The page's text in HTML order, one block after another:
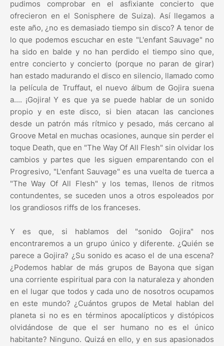
pudimos comprobar en el asfixiante concierto que
ofrecieron en el Sonisphere de Suiza). Así llegamos a
este año, ¿no es demasiado tiempo sin disco? A tenor de
lo que podemos escuchar en este "L'enfant Sauvage" no
ha sido en balde y no han perdido el tiempo sino que,
entre concierto y concierto (porque no paran de girar)
han estado madurando el disco en silencio, llamado como
la película de Truffaut, el nuevo álbum de Gojira suena
a.... ¡Gojira! Y es que ya se puede hablar de un sonido
propio y en este disco, si bien atacan las canciones
desde un patrón más rítmico y pesado, más cercano al
Groove Metal en muchas ocasiones, aunque sin perder el
toque Death, que en "The Way Of All Flesh" sin olvidar los
cambios y partes que les siguen emparentando con el
Progresivo, "L'enfant Sauvage" es una vuelta de tuerca a
"The Way Of All Flesh" y los temas, llenos de ritmos
contundentes, se suceden unos a otros espoleados por
los grandiosos riffs de los franceses.
Y es que, si hablamos del "sonido Gojira" nos
encontraremos a un grupo único y diferente. ¿Quién se
parece a Gojira? ¿Su sonido es acaso el de una escena?
¿Podemos hablar de más grupos de Bayona que sigan
una corriente espiritual para con la naturaleza y ahonden
en el lugar que todos y cada uno de nosotros ocupamos
en este mundo? ¿Cuántos grupos de Metal hablan del
planeta si no es en términos apocalípticos y distópicos
olvidándose de que el ser humano no es el único
habitante? Ninguno. Quizá en ello, y en sus apasionados